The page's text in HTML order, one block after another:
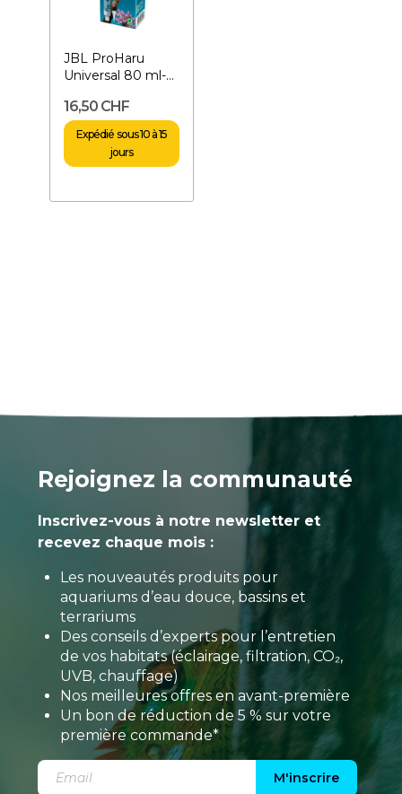
JBL ProHaru
Universal 80 ml-
noire
16,50 CHF
Expédié sous 10 à 15
jours
Rejoignez la communauté
Inscrivez-vous à notre newsletter et
recevez chaque mois :
Les nouveautés produits pour
aquariums d’eau douce, bassins et
terrariums
Des conseils d’experts pour l’entretien
de vos habitats (éclairage, filtration, CO₂,
UVB, chauffage)
Nos meilleures offres en avant-première
Un bon de réduction de 5 % sur votre
première commande*
M'inscrire